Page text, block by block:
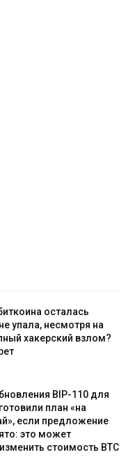
осталась
упала, несмотря на
хакерский взлом?
BIP-110 для
план «на
если предложение
это может
стоимость BTC